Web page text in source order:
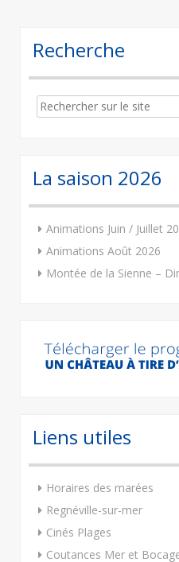
Recherche
Search
for:
La saison 2026
Animations Juin / Juillet
Animations Août 2026
Montée de la Sienne –
Liens utiles
Horaires des marées
Regnéville-sur-mer
Cinés Plages
Coutances Mer et